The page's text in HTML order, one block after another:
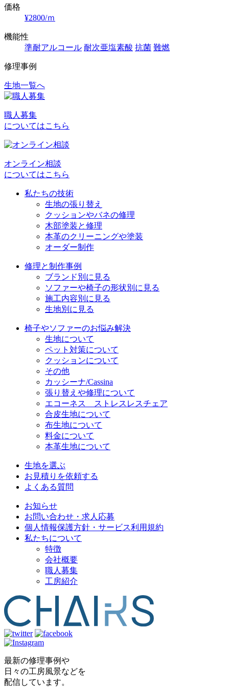
価格
¥2800/ｍ
機能性
準耐アルコール 耐次亜塩素酸 抗菌 難燃
修理事例
投
ナ
ビ
ー
生地一覧へ
職人募集
についてはこちら
オンライン相談
についてはこちら
私たちの技術
生地の張り替え
クッションやバネの修理
木部塗装と修理
本革のクリーニングや塗装
オーダー制作
修理と制作事例
ブランド別に見る
ソファーや椅子の形状別に見る
施工内容別に見る
生地別に見る
椅子やソファーのお悩み解決
生地について
ペット対策について
クッションについて
その他
カッシーナ/Cassina
張り替えや修理について
エコーネス ストレスレスチェア
合皮生地について
布生地について
料金について
本革生地について
生地を選ぶ
お見積りを依頼する
よくある質問
お知らせ
お問い合わせ・求人応募
個人情報保護方針・サービス利用規約
私たちについて
特徴
会社概要
職人募集
工房紹介
最新の修理事例や
日々の工房風景などを
配信しています。